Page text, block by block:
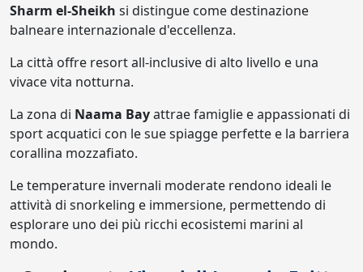
Sharm el-Sheikh si distingue come destinazione
balneare internazionale d'eccellenza.
La città offre resort all-inclusive di alto livello e una
vivace vita notturna.
La zona di Naama Bayattrae famiglie e appassionati di
sport acquatici con le sue spiagge perfette e la barriera
corallina mozzafiato.
Le temperature invernali moderate rendono ideali le
attività di snorkeling e immersione, permettendo di
esplorare uno dei più ricchi ecosistemi marini al
mondo.